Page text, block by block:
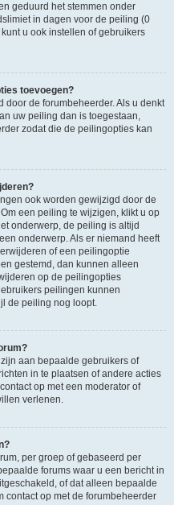
geduurd het stemmen onder
in dagen voor de peiling (0
u ook instellen of gebruikers
toevoegen?
door de forumbeheerder. Als u denkt
uw peiling dan is toegestaan,
zodat die de peilingopties kan
ook worden gewijzigd door de
een peiling te wijzigen, klikt u op
onderwerp, de peiling is altijd
onderwerp. Als er niemand heeft
of een peilingoptie
gestemd, dan kunnen alleen
op de peilingopties
peilingen kunnen
de peiling nog loopt.
aan bepaalde gebruikers of
in te plaatsen of andere acties
op met een moderator of
verlenen.
per groep of gebaseerd per
forums waar u een bericht in
of dat alleen bepaalde
op met de forumbeheerder